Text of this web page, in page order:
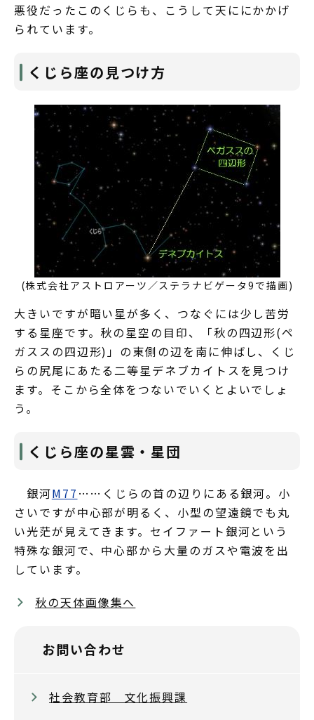
悪役だったこのくじらも、こうして天ににかかげ
られています。
くじら座の見つけ方
(株式会社アストロアーツ／ステラナビゲータ9で描画)
大きいですが暗い星が多く、つなぐには少し苦労
する星座です。秋の星空の目印、「秋の四辺形(ペ
ガススの四辺形)」の東側の辺を南に伸ばし、くじ
らの尻尾にあたる二等星デネブカイトスを見つけ
ます。そこから全体をつないでいくとよいでしょ
う。
くじら座の星雲・星団
銀河M77 ……くじらの首の辺りにある銀河。小
さいですが中心部が明るく、小型の望遠鏡でも丸
い光茫が見えてきます。セイファート銀河という
特殊な銀河で、中心部から大量のガスや電波を出
しています。
秋の天体画像集へ
お問い合わせ
社会教育部 文化振興課